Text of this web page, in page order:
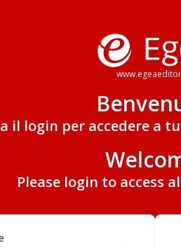
il login per accedere a
Please login to access